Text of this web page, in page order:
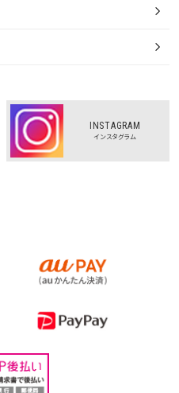
INSTAGRAM
インスタグラム